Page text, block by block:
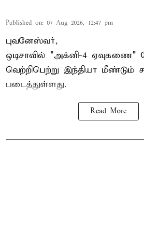
Published on: 07 Aug 2026, 12:47 pm
புவனேஸ்வர்,
ஒடிசாவில் "அக்னி-4
வெற்றிபெற்று இந்தியா மீண்டும்
படைத்துள்ளது.
Read More